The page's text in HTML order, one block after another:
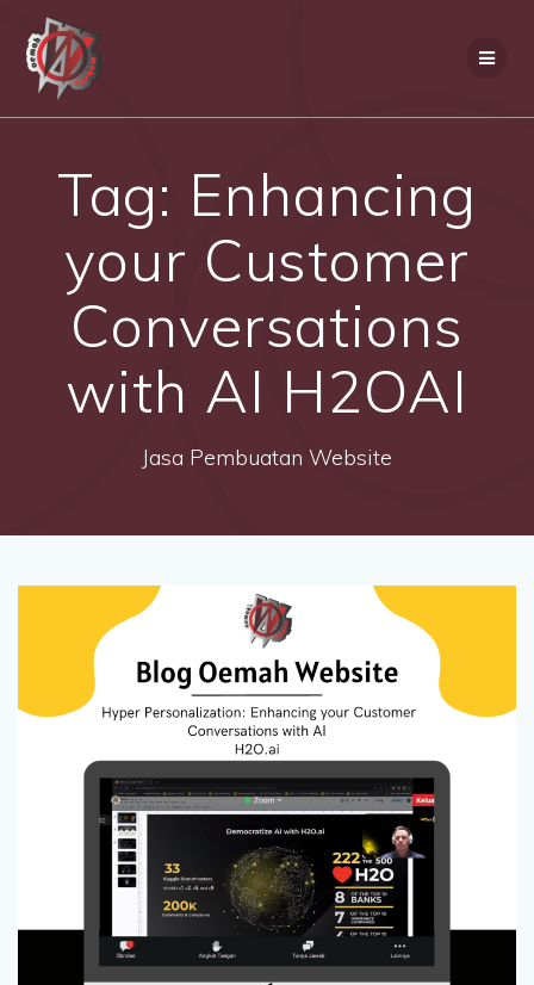
Tag: Enhancing
your Customer
Conversations
with AI H2OAI
Jasa Pembuatan Website